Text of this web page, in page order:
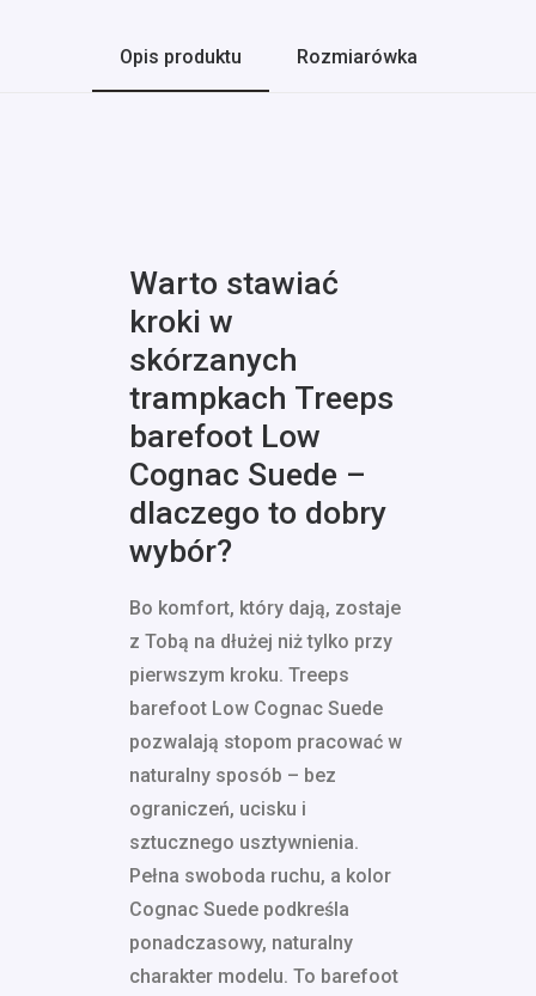
Opis produktu Rozmiarówka
Warto stawiać
kroki w
skórzanych
trampkach Treeps
barefoot Low
Cognac Suede –
dlaczego to dobry
wybór?
Bo komfort, który dają, zostaje
z Tobą na dłużej niż tylko przy
pierwszym kroku. Treeps
barefoot Low Cognac Suede
pozwalają stopom pracować w
naturalny sposób – bez
ograniczeń, ucisku i
sztucznego usztywnienia.
Pełna swoboda ruchu, a kolor
Cognac Suede podkreśla
ponadczasowy, naturalny
charakter modelu. To barefoot